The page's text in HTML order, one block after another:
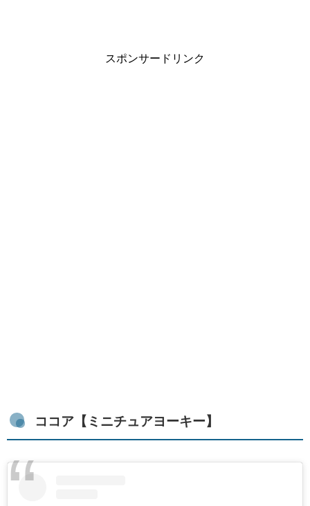
スポンサードリンク
ココア【ミニチュアヨーキー】